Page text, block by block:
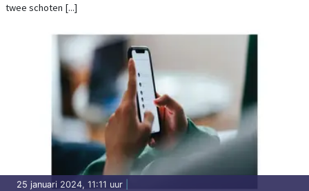
twee schoten [...]
25 januari 2024, 11:11 uur